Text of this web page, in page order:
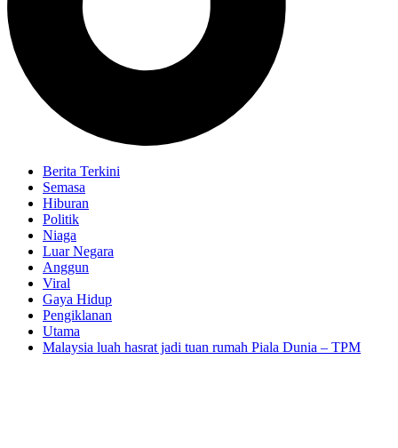
Berita Terkini
Semasa
Hiburan
Politik
Niaga
Luar Negara
Anggun
Viral
Gaya Hidup
Pengiklanan
Utama
Malaysia luah hasrat jadi tuan rumah Piala Dunia – TPM